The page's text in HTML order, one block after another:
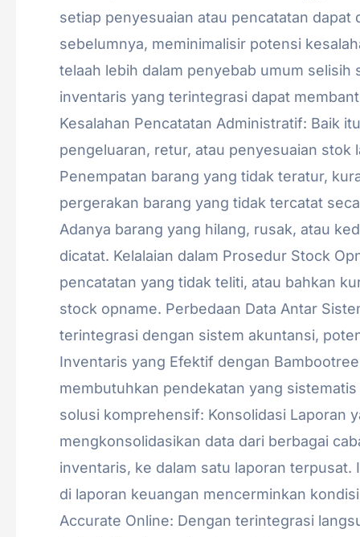
setiap penyesuaian atau pencatatan
sebelumnya, meminimalisir potensi
telaah lebih dalam penyebab umum
inventaris yang terintegrasi dapat
Kesalahan Pencatatan Administratif: Baik
pengeluaran, retur, atau penyesuaian stok
Penempatan barang yang tidak teratur,
pergerakan barang yang tidak tercatat
Adanya barang yang hilang, rusak, atau
dicatat. Kelalaian dalam Prosedur Stock
pencatatan yang tidak teliti, atau bahkan
stock opname. Perbedaan Data Antar
terintegrasi dengan sistem akuntansi,
Inventaris yang Efektif dengan
membutuhkan pendekatan yang
solusi komprehensif: Konsolidasi Laporan
mengkonsolidasikan data dari berbagai
inventaris, ke dalam satu laporan
di laporan keuangan mencerminkan
Accurate Online: Dengan terintegrasi